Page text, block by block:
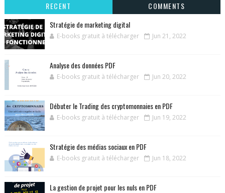
RECENT
COMMENTS
Stratégie de marketing digital
E-books gratuit à télécharger Jun 21, 2022
Analyse des données PDF
E-books gratuit à télécharger Jun 20, 2022
Débuter le Trading des cryptomonnaies en PDF
E-books gratuit à télécharger Jun 19, 2022
Stratégie des médias sociaux en PDF
E-books gratuit à télécharger Jun 18, 2022
La gestion de projet pour les nuls en PDF